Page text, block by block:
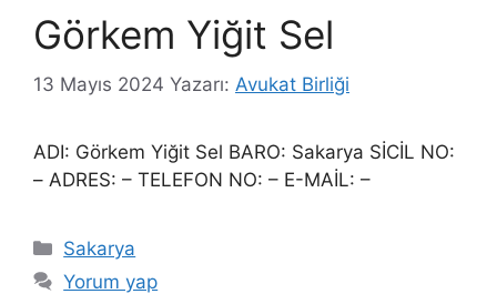
Görkem Yiğit Sel
13 Mayıs 2024 Yazarı: Avukat Birliği
ADI: Görkem Yiğit Sel BARO: Sakarya SİCİL NO:
– ADRES: – TELEFON NO: – E-MAİL: –
Kategoriler
Sakarya
Yorum yap